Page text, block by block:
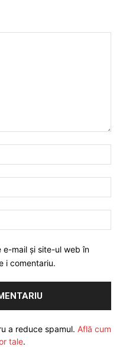
e-mail și site-ul web în
i comentariu.
a reduce spamul. Află cum
tale.